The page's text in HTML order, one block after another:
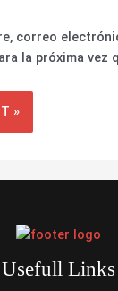
correo
la próxima vez
Usefull Links